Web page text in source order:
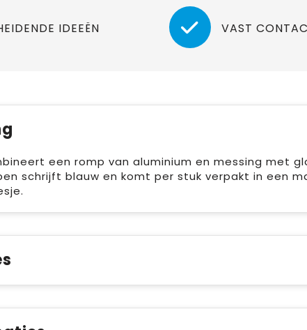
IDEEËN VAST
een romp van aluminium en messing met
schrijft blauw en komt per stuk verpakt in een